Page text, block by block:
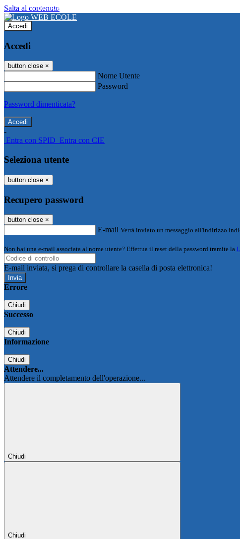
Salta al contenuto
WEB ECOLE
Accedi
Accedi
button close ×
Nome Utente
Password
Password dimenticata?
-
Entra con SPID Entra con CIE
Seleziona utente
button close ×
Recupero password
button close ×
E-mail Verrà inviato un messaggio all'indirizzo
Non hai una e-mail associata al nome utente? Effettua il reset della password tramite la
E-mail inviata, si prega di controllare la casella di posta elettronica!
Errore
Chiudi
Successo
Chiudi
Informazione
Chiudi
Attendere...
Attendere il completamento dell'operazione...
Chiudi
Chiudi